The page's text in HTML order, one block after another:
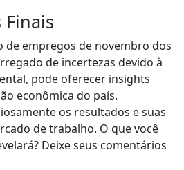
Finais
de empregos de novembro dos
de incertezas devido à
pode oferecer insights
econômica do país.
os resultados e suas
de trabalho. O que você
Deixe seus comentários